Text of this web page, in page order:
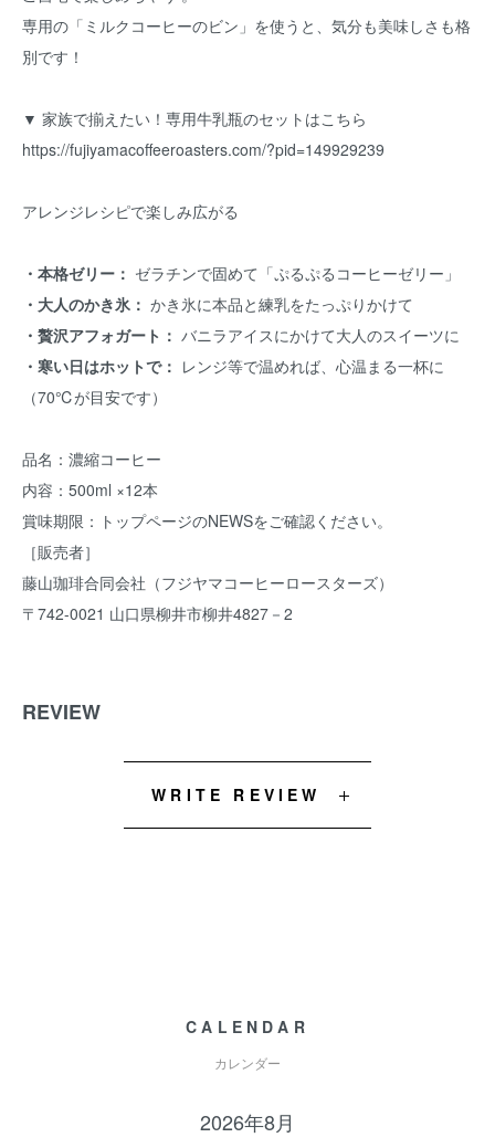
専用の「ミルクコーヒーのビン」を使うと、気分も美味しさも格
別です！
▼ 家族で揃えたい！専用牛乳瓶のセットはこちら
https://fujiyamacoffeeroasters.com/?pid=149929239
アレンジレシピで楽しみ広がる
・本格ゼリー： ゼラチンで固めて「ぷるぷるコーヒーゼリー」
・大人のかき氷： かき氷に本品と練乳をたっぷりかけて
・贅沢アフォガート： バニラアイスにかけて大人のスイーツに
・寒い日はホットで： レンジ等で温めれば、心温まる一杯に
（70℃が目安です）
品名：濃縮コーヒー
内容：500ml ×12本
賞味期限： トップページのNEWSをご確認ください。
［販売者］
藤山珈琲合同会社（フジヤマコーヒーロースターズ）
〒742-0021 山口県柳井市柳井4827－2
REVIEW
WRITE REVIEW
CALENDAR
カレンダー
2026年8月